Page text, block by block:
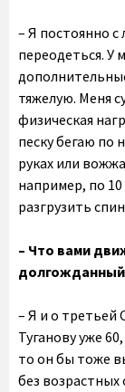
– Я постоянно
переодеться. У
тяжелую. Меня
физическая
песку бегаю по
руках или
например, по
разгрузить
– Что вами
– Я и о третьей
Туганову уже
то он бы тоже
без возрастных